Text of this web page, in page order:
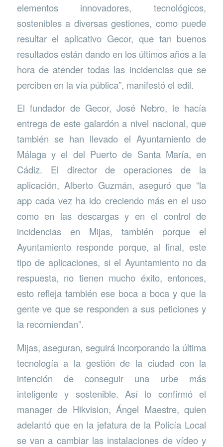
elementos innovadores, tecnológicos,
sostenibles a diversas gestiones, como puede
resultar el aplicativo Gecor, que tan buenos
resultados están dando en los últimos años a la
hora de atender todas las incidencias que se
perciben en la vía pública”, manifestó el edil.
El fundador de Gecor, José Nebro, le hacía
entrega de este galardón a nivel nacional, que
también se han llevado el Ayuntamiento de
Málaga y el del Puerto de Santa María, en
Cádiz. El director de operaciones de la
aplicación, Alberto Guzmán, aseguró que “la
app cada vez ha ido creciendo más en el uso
como en las descargas y en el control de
incidencias en Mijas, también porque el
Ayuntamiento responde porque, al final, este
tipo de aplicaciones, si el Ayuntamiento no da
respuesta, no tienen mucho éxito, entonces,
esto refleja también ese boca a boca y que la
gente ve que se responden a sus peticiones y
la recomiendan”.
Mijas, aseguran, seguirá incorporando la última
tecnología a la gestión de la ciudad con la
intención de conseguir una urbe más
inteligente y sostenible. Así lo confirmó el
manager de Hikvision, Ángel Maestre, quien
adelantó que en la jefatura de la Policía Local
se van a cambiar las instalaciones de vídeo y